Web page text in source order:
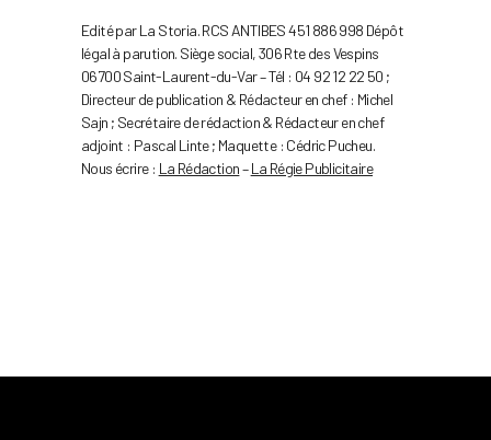
Edité par La Storia. RCS ANTIBES 451 886 998 Dépôt
légal à parution. Siège social, 306 Rte des Vespins
06700 Saint-Laurent-du-Var – Tél : 04 92 12 22 50 ;
Directeur de publication & Rédacteur en chef : Michel
Sajn ; Secrétaire de rédaction & Rédacteur en chef
adjoint : Pascal Linte ; Maquette : Cédric Pucheu.
Nous écrire : La Rédaction–La Régie Publicitaire